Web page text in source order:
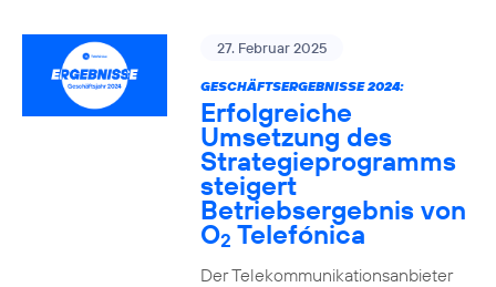
27. Februar 2025
GESCHÄFTSERGEBNISSE 2024:
Erfolgreiche
Umsetzung des
Strategieprogramms
steigert
Betriebsergebnis von
O2 Telefónica
Der Telekommunikationsanbieter